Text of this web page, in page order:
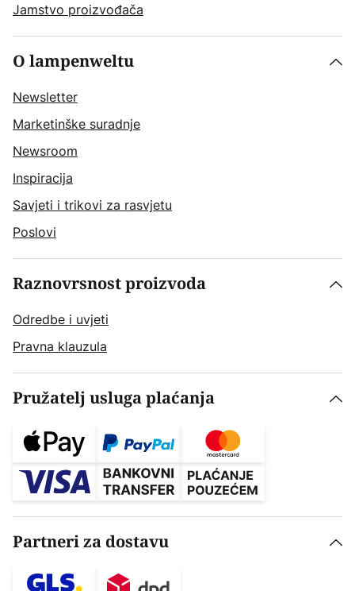
Jamstvo proizvođača
O lampenweltu
Newsletter
Marketinške suradnje
Newsroom
Inspiracija
Savjeti i trikovi za rasvjetu
Poslovi
Raznovrsnost proizvoda
Odredbe i uvjeti
Pravna klauzula
Pružatelj usluga plaćanja
Partneri za dostavu